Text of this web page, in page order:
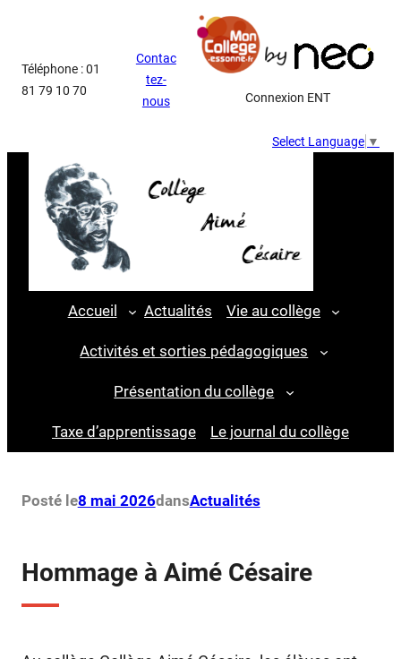
contenu
Téléphone : 01
81 79 10 70
Contac
tez-
nous
Connexion ENT
Select Language ▼
Accueil Actualités Vie au collège
Activités et sorties pédagogiques
Présentation du collège
Taxe d’apprentissage Le journal du collège
Posté le8 mai 2026dansActualités
Hommage à Aimé Césaire